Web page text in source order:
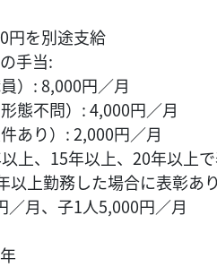
円を別途支給
手当:
）: 8,000円／月
態不問）: 4,000円／月
あり）: 2,000円／月
上、15年以上、20年以上で
上勤務した場合に表彰あり
／月、子1人5,000円／月